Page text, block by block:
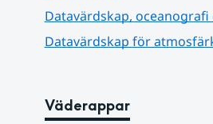
Datavärdskap,
Datavärdskap för
Väderappar